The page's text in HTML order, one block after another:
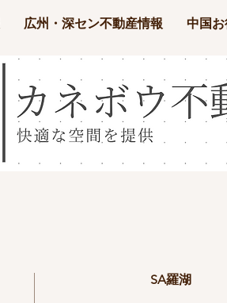
広州・深セン不動産情報 中国
SA羅湖